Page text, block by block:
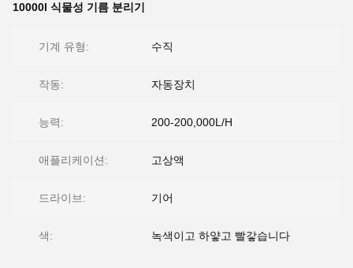
10000l 식물성 기름 분리기
기계 유형: 수직
작동: 자동장치
능력: 200-200,000L/H
애플리케이션: 고상액
드라이브: 기어
색: 녹색이고 하얗고 빨갛습니다